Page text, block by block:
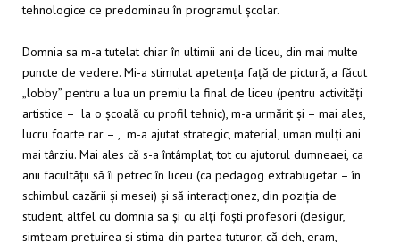
tehnologice ce predominau în programul școlar.
Domnia sa m-a tutelat chiar în ultimii ani de liceu, din mai multe
puncte de vedere. Mi-a stimulat apetența față de pictură, a făcut
„lobby” pentru a lua un premiu la final de liceu (pentru activități
artistice – la o școală cu profil tehnic), m-a urmărit și – mai ales,
lucru foarte rar – , m-a ajutat strategic, material, uman mulți ani
mai târziu. Mai ales că s-a întâmplat, tot cu ajutorul dumneaei, ca
anii facultății să îi petrec în liceu (ca pedagog extrabugetar – în
schimbul cazării și mesei) și să interacționez, din poziția de
student, altfel cu domnia sa și cu alți foști profesori (desigur,
simțeam prețuirea și stima din partea tuturor, că deh, eram,